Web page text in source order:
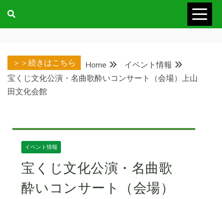
＞＞続きはこちら Home
イベント情報
宝くじ文化公演・名曲歌酔いコンサート（会場）上山
田文化会館
イベント情報
宝くじ文化公演・名曲歌
酔いコンサート（会場）